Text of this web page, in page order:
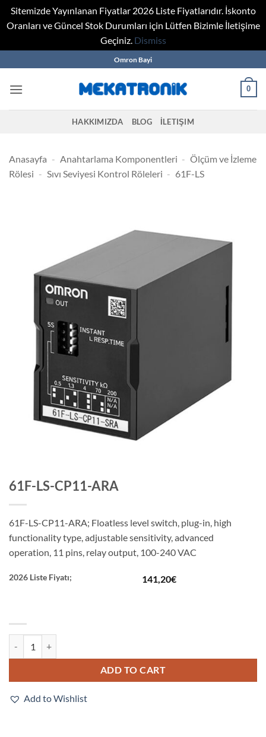
Sitemizde Yayınlanan Fiyatlar 2026 Liste Fiyatlarıdır. İskonto
Oranları ve Güncel Stok Durumları için Lütfen Bizimle İletişime
Geçiniz. Dismiss
to
content
Omron Bayi
0
HAKKIMIZDA BLOG İLETIŞIM
Anasayfa - Anahtarlama Komponentleri - Ölçüm ve İzleme
Rölesi - Sıvı Seviyesi Kontrol Röleleri - 61F-LS
61F-LS-CP11-ARA
61F-LS-CP11-ARA; Floatless level switch, plug-in, high
functionality type, adjustable sensitivity, advanced
operation, 11 pins, relay output, 100-240 VAC
2026 Liste Fiyatı; 141,20€
ADD TO CART
Add to Wishlist